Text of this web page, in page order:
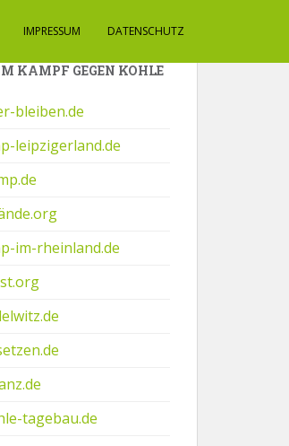
IMPRESSUM DATENSCHUTZ
KAMPF GEGEN KOHLE
bleiben.de
leipzigerland.de
im-rheinland.de
tagebau.de